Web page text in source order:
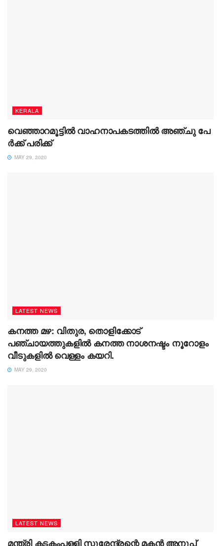
KERALA
വെഞ്ഞാറമൂട്ടിൽ വാ​ഹ​നാ​പ​ക​ട​ത്തി​ല്‍ അ​ഞ്ചു പേ​
ര്‍​ക്ക് പ​രി​ക്ക്
MAY 29, 2020
LATEST NEWS
കനത്ത മഴ: വിതുര, തൊളിക്കോട്
പഞ്ചായത്തുകളില്‍ കനത്ത നാശനഷ്ടം നൂറോളം
വീടുകളില്‍ വെള്ളം കയറി.
MAY 29, 2020
LATEST NEWS
മന്ത്രി കടകംപള്ളി സുരേന്ദ്രന്റെ മകന്‍ അനൂപ്